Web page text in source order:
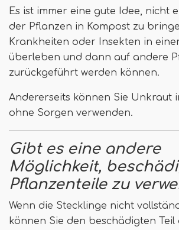
Es ist immer eine gute Idee, nicht
der Pflanzen in Kompost zu
Krankheiten oder Insekten in
überleben und dann auf andere
zurückgeführt werden können.
Andererseits können Sie Unkraut
ohne Sorgen verwenden.
Gibt es eine andere
Möglichkeit,
Pflanzenteile zu
Wenn die Stecklinge nicht
können Sie den beschädigten Teil